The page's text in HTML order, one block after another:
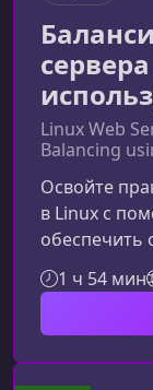
Linux Web
Balancing
Освойте
в Linux с
обеспечить
и высокую
курс
Nginx для
1 ч 54 мин